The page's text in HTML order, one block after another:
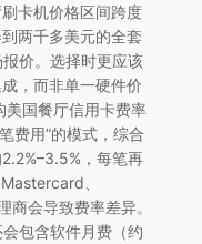
卡机价格区间跨度
两千多美元的全套
价。选择时更应该
，而非单一硬件价
美国餐厅信用卡费率
费用”的模式，综合
，每笔再
、
会导致费率差异。
包含软件月费（约